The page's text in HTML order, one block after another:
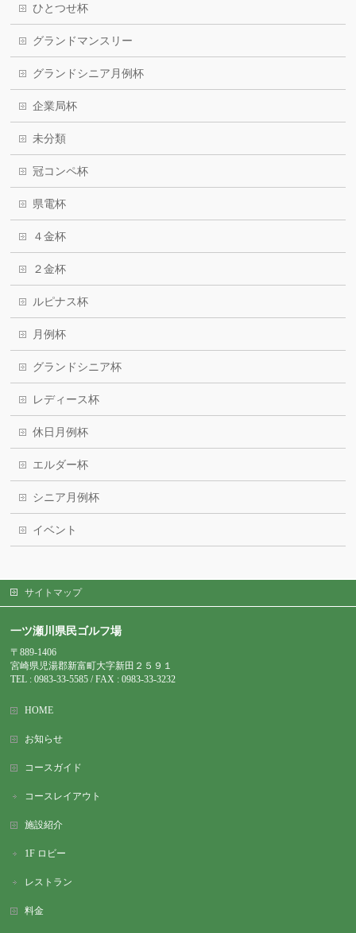
ひとつせ杯
グランドマンスリー
グランドシニア月例杯
企業局杯
未分類
冠コンペ杯
県電杯
４金杯
２金杯
ルピナス杯
月例杯
グランドシニア杯
レディース杯
休日月例杯
エルダー杯
シニア月例杯
イベント
サイトマップ
一ツ瀬川県民ゴルフ場
〒889-1406
宮崎県児湯郡新富町大字新田２５９１
TEL : 0983-33-5585 / FAX : 0983-33-3232
HOME
お知らせ
コースガイド
コースレイアウト
施設紹介
1F ロビー
レストラン
料金